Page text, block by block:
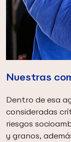
Nuestras
Dentro de esa
consideradas
riesgos
y granos,